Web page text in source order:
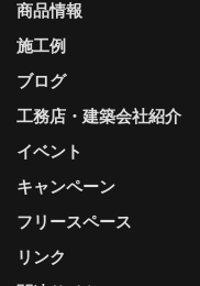
商品情報
施工例
ブログ
工務店・建築会社紹介
イベント
キャンペーン
フリースペース
リンク